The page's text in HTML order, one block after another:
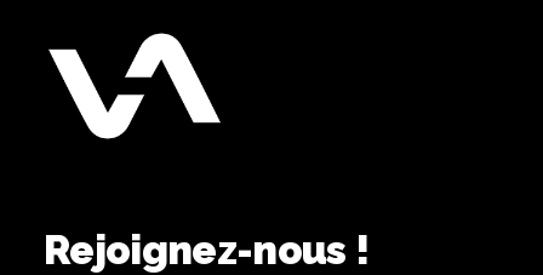
Rejoignez-nous !